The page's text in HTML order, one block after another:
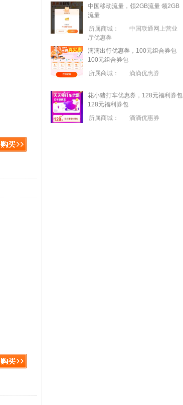
中国移动流量，领2GB流量 领2GB
流量
所属商城：
中国联通网上营业
厅优惠券
滴滴出行优惠券，100元组合券包
100元组合券包
所属商城：
滴滴优惠券
花小猪打车优惠券，128元福利券包
128元福利券包
所属商城：
滴滴优惠券